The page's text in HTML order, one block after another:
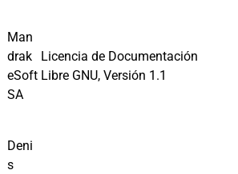
Man
drak
eSoft
SA
Licencia de Documentación
Libre GNU, Versión 1.1
Deni
s